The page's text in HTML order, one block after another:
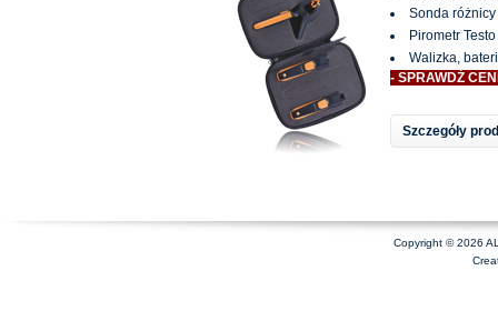
Sonda
Pirometr
Walizka,
- SPRAWDŹ
Szczegóły
Copyright © 2026